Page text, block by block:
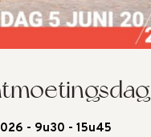
- 9u30 - 15u45